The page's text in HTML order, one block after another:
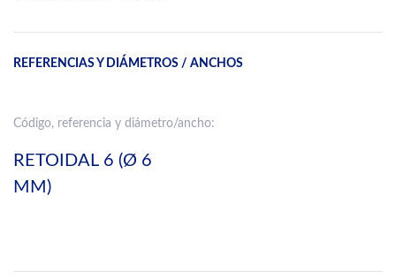
REFERENCIAS Y DIÁMETROS / ANCHOS
Código, referencia y diámetro/ancho:
RETOIDAL 6 (Ø 6
MM)